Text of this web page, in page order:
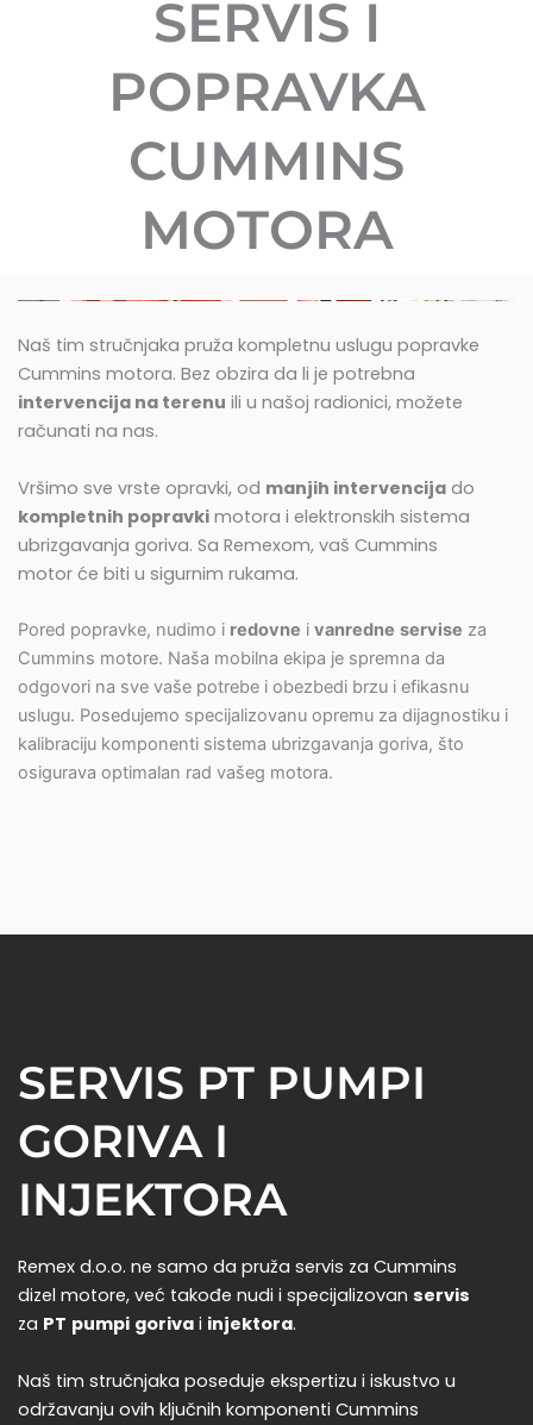
SERVIS I
POPRAVKA
CUMMINS
MOTORA​
Naš tim stručnjaka pruža kompletnu uslugu popravke
Cummins motora. Bez obzira da li je potrebna
intervencija na terenu ili u našoj radionici, možete
računati na nas.
Vršimo sve vrste opravki, od manjih intervencija do
kompletnih popravki motora i elektronskih sistema
ubrizgavanja goriva. Sa Remexom, vaš Cummins
motor će biti u sigurnim rukama.
Pored popravke, nudimo i redovne i vanredne servise za
Cummins motore. Naša mobilna ekipa je spremna da
odgovori na sve vaše potrebe i obezbedi brzu i efikasnu
uslugu. Posedujemo specijalizovanu opremu za dijagnostiku i
kalibraciju komponenti sistema ubrizgavanja goriva, što
osigurava optimalan rad vašeg motora.
SERVIS PT PUMPI
GORIVA I
INJEKTORA
Remex d.o.o. ne samo da pruža servis za Cummins
dizel motore, već takođe nudi i specijalizovan servis
za PT pumpi goriva i injektora.
Naš tim stručnjaka poseduje ekspertizu i iskustvo u
održavanju ovih ključnih komponenti Cummins